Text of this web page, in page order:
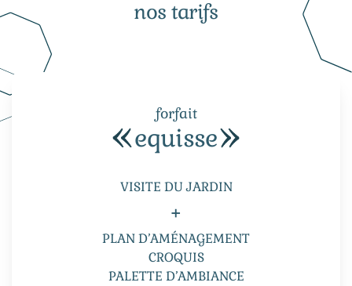
nos tarifs
forfait
equisse
VISITE DU JARDIN
+
PLAN D’AMÉNAGEMENT
CROQUIS
PALETTE D’AMBIANCE